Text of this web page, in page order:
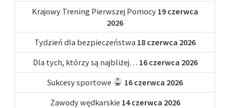
Krajowy Trening Pierwszej Pomocy 19 czerwca
2026
Tydzień dla bezpieczeństwa 18 czerwca 2026
Dla tych, którzy są najbliżej… 16 czerwca 2026
Sukcesy sportowe
16 czerwca 2026
Zawody wędkarskie 14 czerwca 2026